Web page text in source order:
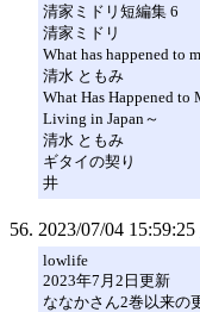
清家ミドリ短編集 6
清家ミドリ
What has happened to
清水 ともみ
What Has Happened to
Living in Japan～
清水 ともみ
ギタイの契り
井
2023/07/04 15:59:25
lowlife
2023年7月2日更新
ななかさん2巻以来の